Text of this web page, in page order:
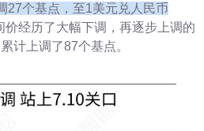
27个基点，至1美元兑人民币
价经历了大幅下调，再逐步上调的
计上调了87个基点。